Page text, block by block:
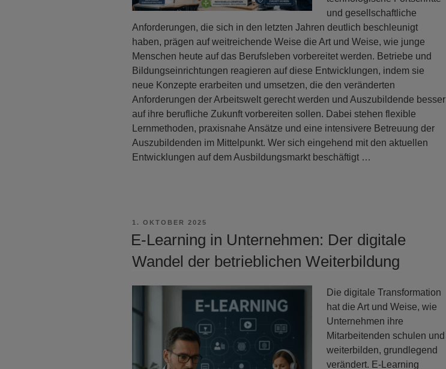
und gesellschaftliche
Anforderungen, die sich in den letzten Jahren deutlich beschleunigt
haben, prägen auf weitreichende Weise die Art und Weise, wie junge
Menschen heute auf das Berufsleben vorbereitet werden. Betriebe und
Bildungseinrichtungen reagieren auf diese Entwicklungen, indem sie
neue Konzepte erarbeiten und umsetzen, die den veränderten
Anforderungen der Arbeitswelt gerecht werden und Auszubildende besser
auf ihre berufliche Zukunft vorbereiten sollen. Dabei stehen flexible
Lernmethoden, praxisnahe Ansätze und eine intensivere Betreuung der
Auszubildenden im Mittelpunkt. Wer sich eingehend mit den aktuellen
Entwicklungen auf dem Ausbildungsmarkt beschäftigt …
VERÖFFENTLICHT
1. OKTOBER 2025
E-Learning in Unternehmen: Der digitale
Wandel der betrieblichen Weiterbildung
Die digitale Transformation
hat die Art und Weise, wie
Unternehmen ihre
Mitarbeitenden schulen und
weiterbilden, grundlegend
verändert. E-Learning